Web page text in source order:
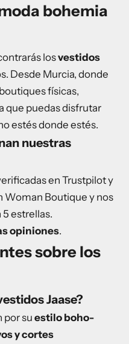
bohemia
losvestidos
Desde Murcia, donde
físicas,
que puedas disfrutar
estés donde estés.
nuestras
en Trustpilot y
Woman Boutique y nos
estrellas.
opiniones.
sobre los
Jaase?
por su estilo boho-
y cortes